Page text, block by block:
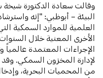
وقالت سعادة الدكتورة شيخة
البيئة – أبوظبي: "إنه
العلمية للموارد السمكية
الأخرى المعنية خلال
الإجراءات المعتمدة عالمياً
لإدارة المخزون السمكي.
من المحميات البحرية،